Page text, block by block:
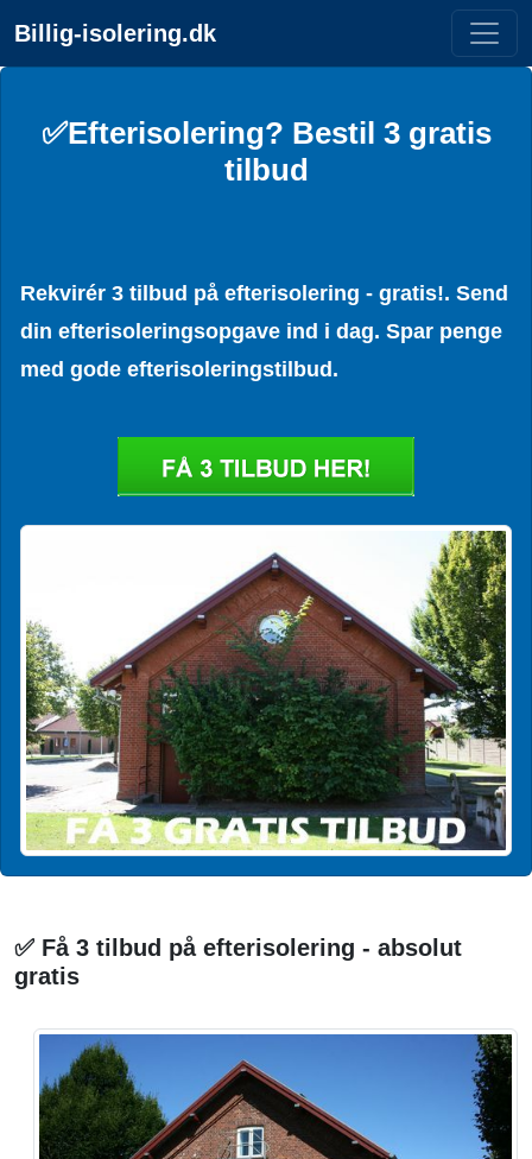
Billig-isolering.dk
✅Efterisolering? Bestil 3 gratis
tilbud
Rekvirér 3 tilbud på efterisolering - gratis!. Send
din efterisoleringsopgave ind i dag. Spar penge
med gode efterisoleringstilbud.
✅ Få 3 tilbud på efterisolering - absolut
gratis